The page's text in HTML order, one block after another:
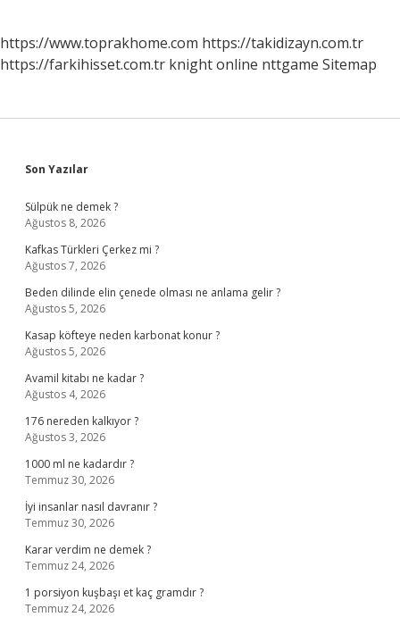
https://www.toprakhome.com https://takidizayn.com.tr
https://farkihisset.com.tr knight online nttgame Sitemap
Sidebar
Son Yazılar
Sülpük ne demek ?
Ağustos 8, 2026
Kafkas Türkleri Çerkez mi ?
Ağustos 7, 2026
Beden dilinde elin çenede olması ne anlama gelir ?
Ağustos 5, 2026
Kasap köfteye neden karbonat konur ?
Ağustos 5, 2026
Avamil kitabı ne kadar ?
Ağustos 4, 2026
176 nereden kalkıyor ?
Ağustos 3, 2026
1000 ml ne kadardır ?
Temmuz 30, 2026
İyi insanlar nasıl davranır ?
Temmuz 30, 2026
Karar verdim ne demek ?
Temmuz 24, 2026
1 porsiyon kuşbaşı et kaç gramdır ?
Temmuz 24, 2026